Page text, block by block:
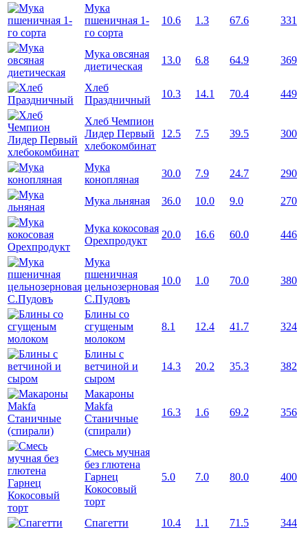
Мука
пшеничная 1-
го сорта
10.6 1.3 67.6 331
Мука овсяная
диетическая
13.0 6.8 64.9 369
Хлеб
Праздничный
10.3 14.1 70.4 449
Хлеб Чемпион
Лидер Первый
хлебокомбинат
12.5 7.5 39.5 300
Мука
конопляная
30.0 7.9 24.7 290
Мука льняная 36.0 10.0 9.0 270
Мука кокосовая
Орехпродукт
20.0 16.6 60.0 446
Мука
пшеничная
цельнозерновая
С.Пудовъ
10.0 1.0 70.0 380
Блины со
сгущеным
молоком
8.1 12.4 41.7 324
Блины с
ветчиной и
сыром
14.3 20.2 35.3 382
Макароны
Makfa
Станичные
(спирали)
16.3 1.6 69.2 356
Смесь мучная
без глютена
Гарнец
Кокосовый
торт
5.0 7.0 80.0 400
Спагетти 10.4 1.1 71.5 344